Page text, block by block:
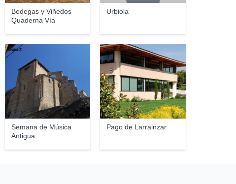
Bodegas y Viñedos
Quaderna Vía
Urbiola
Semana de Música
Antigua
Maite Z.
Pago de Larrainzar
Pago de Larrainzar